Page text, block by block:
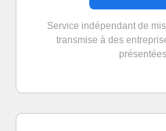
Service indépendant de
transmise à des